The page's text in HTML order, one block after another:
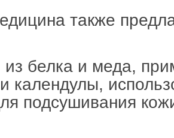
также
белка и меда,
календулы,
подсушивания